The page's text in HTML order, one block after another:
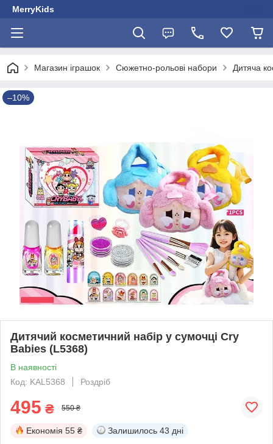
MerryKids
Магазин іграшок Сюжетно-рольові набори Дитяча
–10%
Дитячий косметичний набір у сумочці Cry
Babies (L5368)
В наявності
Код: KAL5368
Роздріб
495 ₴ 550 ₴
Економія 55 ₴ Залишилось 43 дні